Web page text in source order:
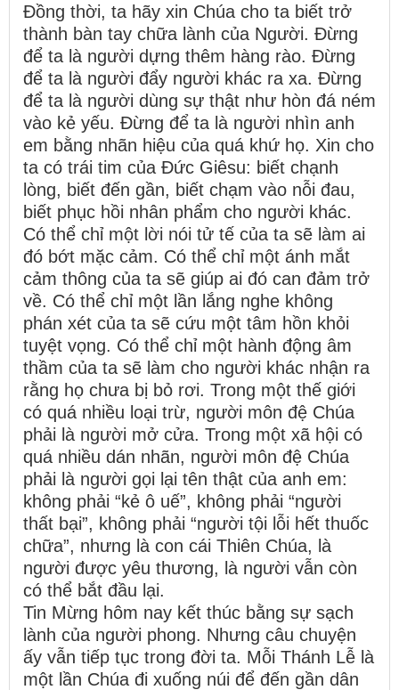
Đồng thời, ta hãy xin Chúa cho ta biết trở
thành bàn tay chữa lành của Người. Đừng
để ta là người dựng thêm hàng rào. Đừng
để ta là người đẩy người khác ra xa. Đừng
để ta là người dùng sự thật như hòn đá ném
vào kẻ yếu. Đừng để ta là người nhìn anh
em bằng nhãn hiệu của quá khứ họ. Xin cho
ta có trái tim của Đức Giêsu: biết chạnh
lòng, biết đến gần, biết chạm vào nỗi đau,
biết phục hồi nhân phẩm cho người khác.
Có thể chỉ một lời nói tử tế của ta sẽ làm ai
đó bớt mặc cảm. Có thể chỉ một ánh mắt
cảm thông của ta sẽ giúp ai đó can đảm trở
về. Có thể chỉ một lần lắng nghe không
phán xét của ta sẽ cứu một tâm hồn khỏi
tuyệt vọng. Có thể chỉ một hành động âm
thầm của ta sẽ làm cho người khác nhận ra
rằng họ chưa bị bỏ rơi. Trong một thế giới
có quá nhiều loại trừ, người môn đệ Chúa
phải là người mở cửa. Trong một xã hội có
quá nhiều dán nhãn, người môn đệ Chúa
phải là người gọi lại tên thật của anh em:
không phải “kẻ ô uế”, không phải “người
thất bại”, không phải “người tội lỗi hết thuốc
chữa”, nhưng là con cái Thiên Chúa, là
người được yêu thương, là người vẫn còn
có thể bắt đầu lại.
Tin Mừng hôm nay kết thúc bằng sự sạch
lành của người phong. Nhưng câu chuyện
ấy vẫn tiếp tục trong đời ta. Mỗi Thánh Lễ là
một lần Chúa đi xuống núi để đến gần dân